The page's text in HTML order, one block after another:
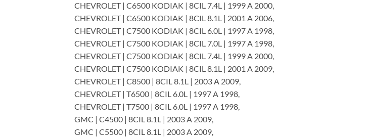
CHEVROLET | C6500 KODIAK | 8CIL 7.4L | 1999 A 2000,
CHEVROLET | C6500 KODIAK | 8CIL 8.1L | 2001 A 2006,
CHEVROLET | C7500 KODIAK | 8CIL 6.0L | 1997 A 1998,
CHEVROLET | C7500 KODIAK | 8CIL 7.0L | 1997 A 1998,
CHEVROLET | C7500 KODIAK | 8CIL 7.4L | 1999 A 2000,
CHEVROLET | C7500 KODIAK | 8CIL 8.1L | 2001 A 2009,
CHEVROLET | C8500 | 8CIL 8.1L | 2003 A 2009,
CHEVROLET | T6500 | 8CIL 6.0L | 1997 A 1998,
CHEVROLET | T7500 | 8CIL 6.0L | 1997 A 1998,
GMC | C4500 | 8CIL 8.1L | 2003 A 2009,
GMC | C5500 | 8CIL 8.1L | 2003 A 2009,